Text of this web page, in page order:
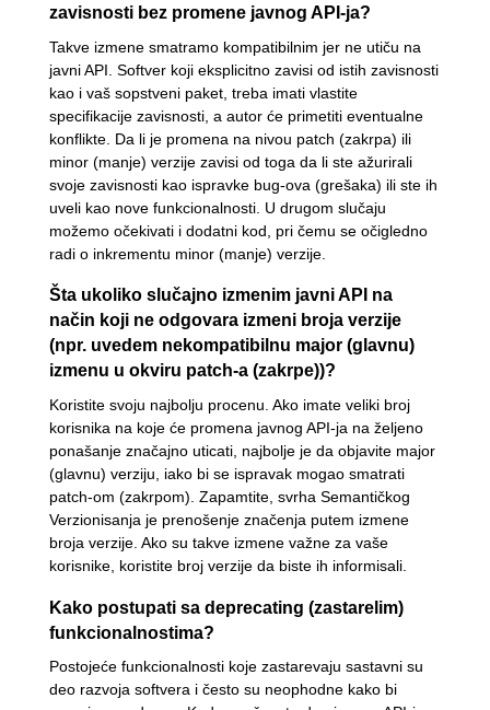
zavisnosti bez promene javnog API-ja?
Takve izmene smatramo kompatibilnim jer ne utiču na
javni API. Softver koji eksplicitno zavisi od istih zavisnosti
kao i vaš sopstveni paket, treba imati vlastite
specifikacije zavisnosti, a autor će primetiti eventualne
konflikte. Da li je promena na nivou patch (zakrpa) ili
minor (manje) verzije zavisi od toga da li ste ažurirali
svoje zavisnosti kao ispravke bug-ova (grešaka) ili ste ih
uveli kao nove funkcionalnosti. U drugom slučaju
možemo očekivati i dodatni kod, pri čemu se očigledno
radi o inkrementu minor (manje) verzije.
Šta ukoliko slučajno izmenim javni API na
način koji ne odgovara izmeni broja verzije
(npr. uvedem nekompatibilnu major (glavnu)
izmenu u okviru patch-a (zakrpe))?
Koristite svoju najbolju procenu. Ako imate veliki broj
korisnika na koje će promena javnog API-ja na željeno
ponašanje značajno uticati, najbolje je da objavite major
(glavnu) verziju, iako bi se ispravak mogao smatrati
patch-om (zakrpom). Zapamtite, svrha Semantičkog
Verzionisanja je prenošenje značenja putem izmene
broja verzije. Ako su takve izmene važne za vaše
korisnike, koristite broj verzije da biste ih informisali.
Kako postupati sa deprecating (zastarelim)
funkcionalnostima?
Postojeće funkcionalnosti koje zastarevaju sastavni su
deo razvoja softvera i često su neophodne kako bi